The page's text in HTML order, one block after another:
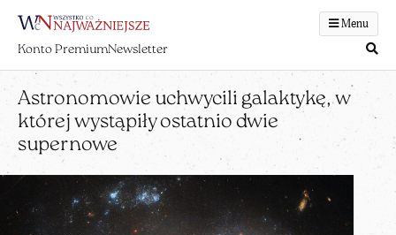
Menu
Konto PremiumNewsletter
Astronomowie uchwycili galaktykę, w
której wystąpiły ostatnio dwie
supernowe